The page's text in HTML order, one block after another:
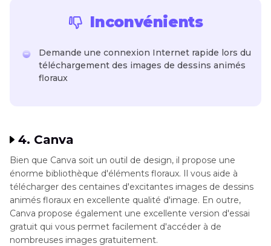
Inconvénients
Demande une connexion Internet rapide lors du
téléchargement des images de dessins animés
floraux
4. Canva
Bien que Canva soit un outil de design, il propose une
énorme bibliothèque d'éléments floraux. Il vous aide à
télécharger des centaines d'excitantes images de dessins
animés floraux en excellente qualité d'image. En outre,
Canva propose également une excellente version d'essai
gratuit qui vous permet facilement d'accéder à de
nombreuses images gratuitement.